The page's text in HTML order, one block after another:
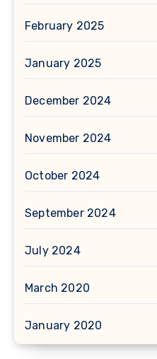
February 2025
January 2025
December 2024
November 2024
October 2024
September 2024
July 2024
March 2020
January 2020